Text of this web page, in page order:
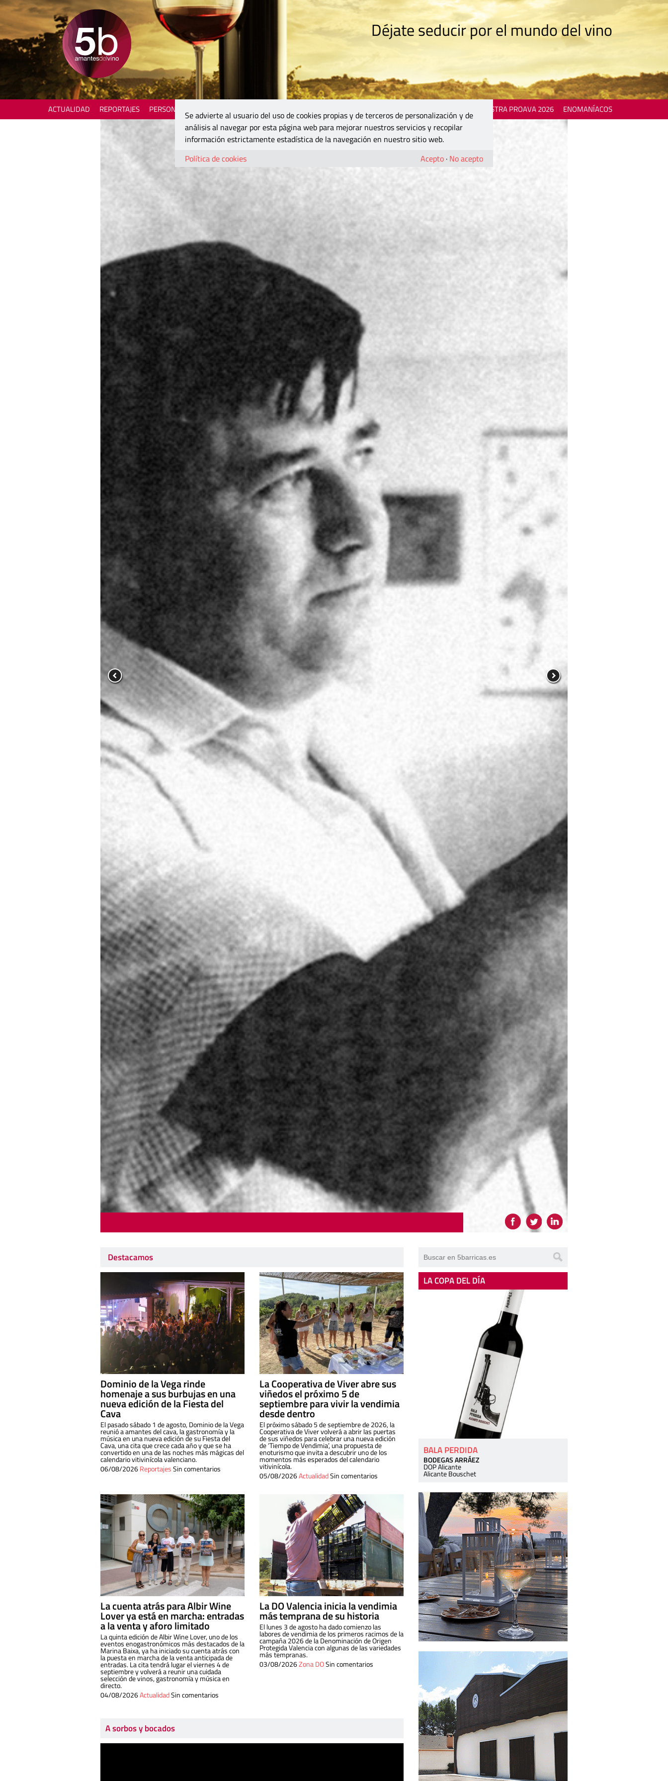
Déjate seducir por el mundo del vino
ACTUALIDAD REPORTAJES PERSONAJES MOSTRA PROAVA 2026 ENOMANÍACOS
Destacamos
Dominio de la Vega rinde
homenaje a sus burbujas en una
nueva edición de la Fiesta del
Cava
El pasado sábado 1 de agosto, Dominio de la Vega
reunió a amantes del cava, la gastronomía y la
música en una nueva edición de su Fiesta del
Cava, una cita que crece cada año y que se ha
convertido en una de las noches más mágicas del
calendario vitivinícola valenciano.
06/08/2026ReportajesSin comentarios
La Cooperativa de Viver abre sus
viñedos el próximo 5 de
septiembre para vivir la vendimia
desde dentro
El próximo sábado 5 de septiembre de 2026, la
Cooperativa de Viver volverá a abrir las puertas
de sus viñedos para celebrar una nueva edición
de ‘Tiempo de Vendimia’, una propuesta de
enoturismo que invita a descubrir uno de los
momentos más esperados del calendario
vitivinícola.
05/08/2026ActualidadSin comentarios
La cuenta atrás para Albir Wine
Lover ya está en marcha: entradas
a la venta y aforo limitado
La quinta edición de Albir Wine Lover, uno de los
eventos enogastronómicos más destacados de la
Marina Baixa, ya ha iniciado su cuenta atrás con
la puesta en marcha de la venta anticipada de
entradas. La cita tendrá lugar el viernes 4 de
septiembre y volverá a reunir una cuidada
selección de vinos, gastronomía y música en
directo.
04/08/2026ActualidadSin comentarios
La DO Valencia inicia la vendimia
más temprana de su historia
El lunes 3 de agosto ha dado comienzo las
labores de vendimia de los primeros racimos de la
campaña 2026 de la Denominación de Origen
Protegida Valencia con algunas de las variedades
más tempranas.
03/08/2026Zona DOSin comentarios
A sorbos y bocados
LA COPA DEL DÍA
BALA PERDIDA
BODEGAS ARRÁEZ
DOP Alicante
Alicante Bouschet
Se advierte al usuario del uso de cookies propias y de terceros de personalización y de
análisis al navegar por esta página web para mejorar nuestros servicios y recopilar
información estrictamente estadística de la navegación en nuestro sitio web.
Política de cookies
Acepto · No acepto